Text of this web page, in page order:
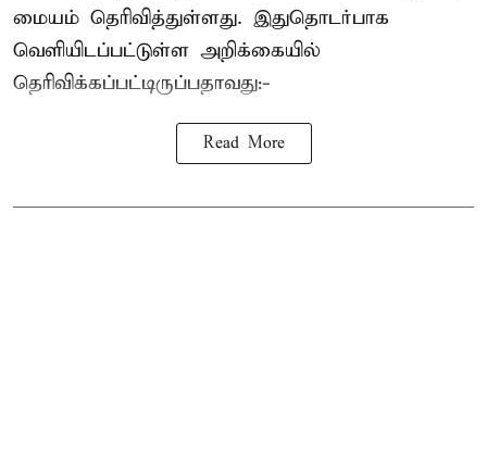
மையம் தெரிவித்துள்ளது. இதுதொடர்பாக
வெளியிடப்பட்டுள்ள அறிக்கையில்
தெரிவிக்கப்பட்டிருப்பதாவது:-
Read More